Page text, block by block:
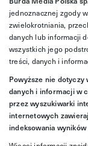
jednoznacznej zgody
zwielokrotniania,
danych lub informacji
wszystkich jego
treści, danych i
Powyższe nie dotyczy
danych i informacji w
przez wyszukiwarki
internetowych
indeksowania